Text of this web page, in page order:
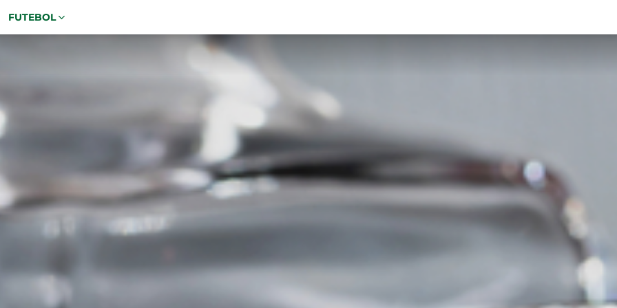
FUTEBOL